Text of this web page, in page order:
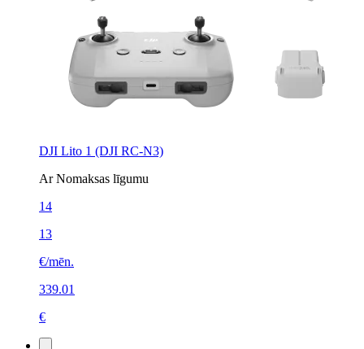
DJI Lito 1 (DJI RC-N3)
Ar Nomaksas līgumu
14
13
€/mēn.
339.01
€